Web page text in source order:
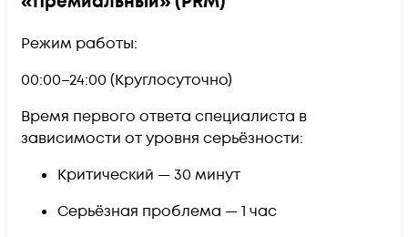
Режим работы:
00:00–24:00 (Круглосуточно)
Время первого ответа специалиста в
зависимости от уровня серьёзности:
Критический —30 минут
Серьёзная проблема —1 час